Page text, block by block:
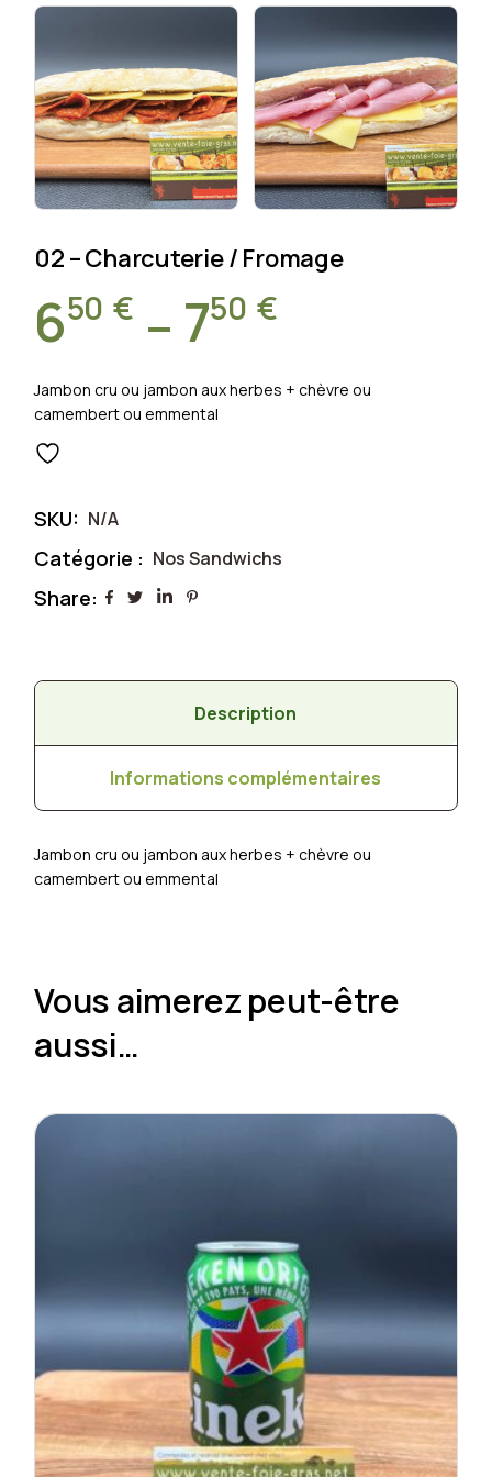
02 – Charcuterie / Fromage
650 € – 750 €
Plage
de
prix :
650 €
à
750 €
Jambon cru ou jambon aux herbes + chèvre ou
camembert ou emmental
SKU: N/A
Catégorie : Nos Sandwichs
Share:
Description
Informations complémentaires
Jambon cru ou jambon aux herbes + chèvre ou
camembert ou emmental
Vous aimerez peut-être
aussi…